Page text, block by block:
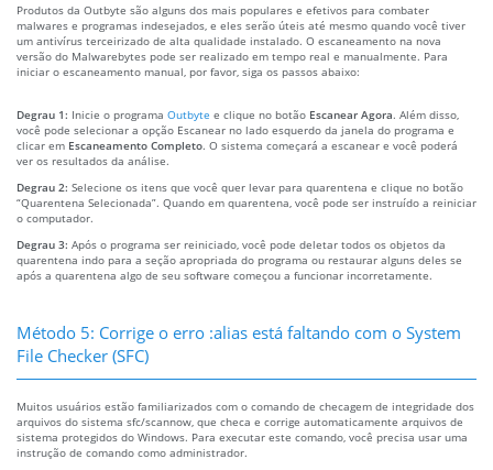
Produtos da Outbyte são alguns dos mais populares e efetivos para combater
malwares e programas indesejados, e eles serão úteis até mesmo quando você tiver
um antivírus terceirizado de alta qualidade instalado. O escaneamento na nova
versão do Malwarebytes pode ser realizado em tempo real e manualmente. Para
iniciar o escaneamento manual, por favor, siga os passos abaixo:
Degrau 1: Inicie o programa Outbyte e clique no botão Escanear Agora. Além disso,
você pode selecionar a opção Escanear no lado esquerdo da janela do programa e
clicar em Escaneamento Completo. O sistema começará a escanear e você poderá
ver os resultados da análise.
Degrau 2: Selecione os itens que você quer levar para quarentena e clique no botão
“Quarentena Selecionada”. Quando em quarentena, você pode ser instruído a reiniciar
o computador.
Degrau 3: Após o programa ser reiniciado, você pode deletar todos os objetos da
quarentena indo para a seção apropriada do programa ou restaurar alguns deles se
após a quarentena algo de seu software começou a funcionar incorretamente.
Método 5: Corrige o erro :alias está faltando com o System
File Checker (SFC)
Muitos usuários estão familiarizados com o comando de checagem de integridade dos
arquivos do sistema sfc/scannow, que checa e corrige automaticamente arquivos de
sistema protegidos do Windows. Para executar este comando, você precisa usar uma
instrução de comando como administrador.